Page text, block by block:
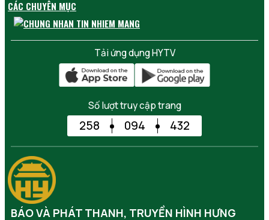
CÁC CHUYÊN MỤC
Tải ứng dụng HYTV
Số lượt truy cập trang
258 094 432
BÁO VÀ PHÁT THANH, TRUYỀN HÌNH HƯNG